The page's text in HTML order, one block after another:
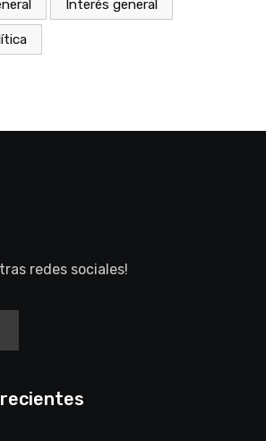
Interés general
redes sociales!